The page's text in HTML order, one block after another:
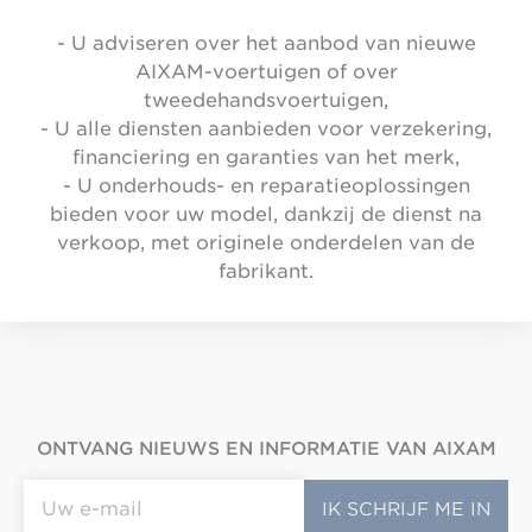
- U adviseren over het aanbod van nieuwe
AIXAM-voertuigen of over
tweedehandsvoertuigen,
- U alle diensten aanbieden voor verzekering,
financiering en garanties van het merk,
- U onderhouds- en reparatieoplossingen
bieden voor uw model, dankzij de dienst na
verkoop, met originele onderdelen van de
fabrikant.
ONTVANG NIEUWS EN INFORMATIE VAN AIXAM